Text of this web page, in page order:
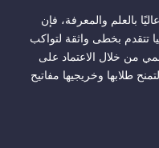
بالعلم والمعرفة، فإن
تتقدم بخطى واثقة لتواكب
من خلال الاعتماد على
طلابها وخريجيها مفاتيح